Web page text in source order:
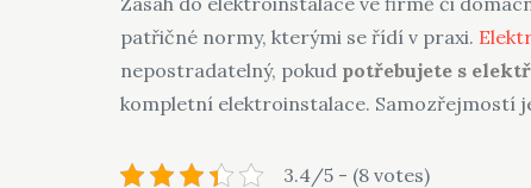
patřičné normy, kterými se řídí v praxi.
nepostradatelný, pokud potřebujete s
kompletní elektroinstalace. Samozřejmostí
3.4/5 - (8 votes)